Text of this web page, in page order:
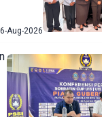
Aug-2026